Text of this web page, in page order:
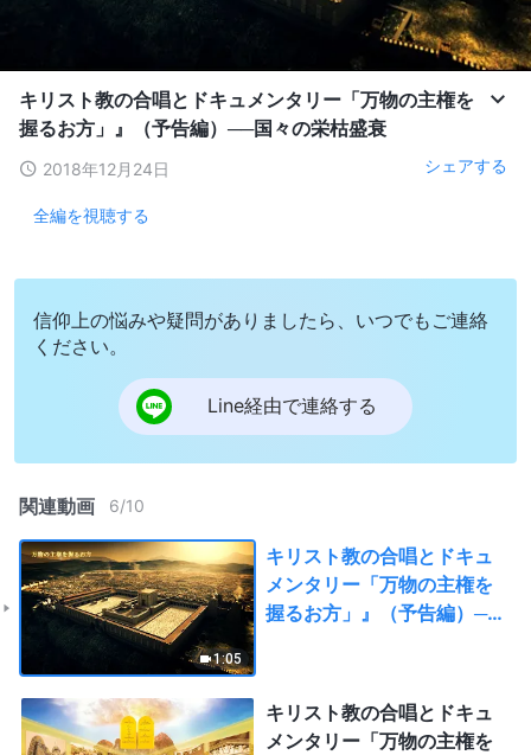
キリスト教の合唱とドキュメンタリー「万物の主権を
握るお方」』（予告編）──国々の栄枯盛衰
2018年12月24日 シェアする
全編を視聴する
信仰上の悩みや疑問がありましたら、いつでもご連絡
ください。
Line経由で連絡する
関連動画 6/10
1:05
キリスト教の合唱とドキュ
メンタリー「万物の主権を
握るお方」』（予告編）──
キリスト教の合唱とドキュ
メンタリー「万物の主権を